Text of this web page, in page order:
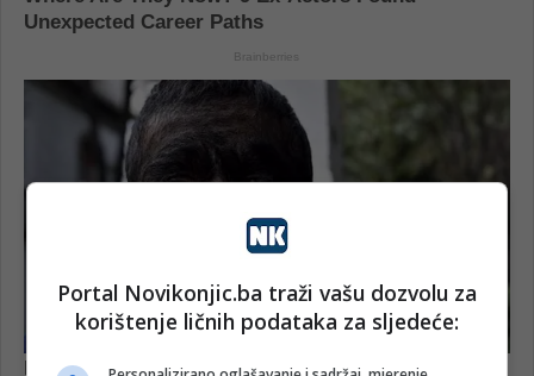
Portal Novikonjic.ba traži vašu dozvolu za
korištenje ličnih podataka za sljedeće: